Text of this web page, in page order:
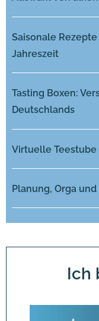
Saisonale
Jahreszeit
Tasting Boxen:
Deutschlands
Virtuelle Teestube
Planung, Orga
Ich